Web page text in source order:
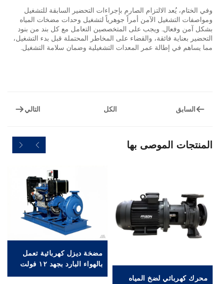
وفي الختام، يُعد الالتزام الصارم بإجراءات التحضير السابقة للتشغيل
ومواصفات التشغيل الآمن أمراً جوهرياً لتشغيل وحدات مضخات المياه
بشكل آمن وفعال. ويجب على المتخصصين التعامل مع كل بند من بنود
التحضير بعناية فائقة، والقضاء على المخاطر المحتملة قبل بدء التشغيل،
مما يساهم في إطالة عمر المعدات التشغيلية وضمان سلامة التشغيل.
السابق الكل التالي
المنتجات الموصى بها
محرك كهربائي لضخ المياه
مضخة ديزل كهربائية تعمل
بالهواء البارد بجهد ١٢ فولت
أو ٢٤ فولت مع بدء التشغيل